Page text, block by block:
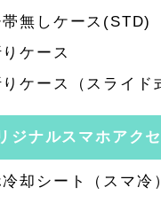
帯無しケース(STD)
ケース
ケース（スライド
ジナルスマホアク
却シート（スマ冷）